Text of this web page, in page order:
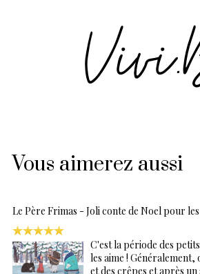
Vous aimerez aussi
Le Père Frimas - Joli conte de Noel pour
C'est la période des
les aime !
et des crêpes et après